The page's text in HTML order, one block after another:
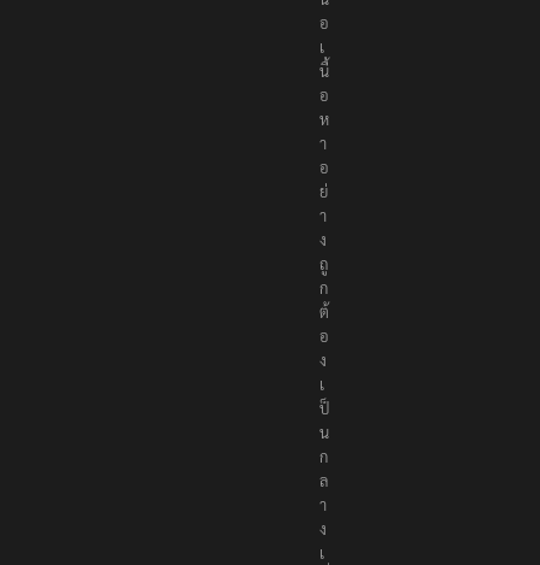
อ
เ
นื้
อ
ห
า
อ
ย่
า
ง
ถู
ก
ต้
อ
ง
เ
ป็
น
ก
ล
า
ง
เ